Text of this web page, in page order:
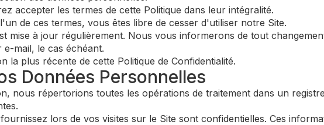
accepter les termes de cette Politique dans leur intégralité.
de ces termes, vous êtes libre de cesser d'utiliser notre Site.
mise à jour régulièrement. Nous vous informerons de tout
mail, le cas échéant.
la plus récente de cette Politique de Confidentialité.
Données Personnelles
nous répertorions toutes les opérations de traitement dans un
lors de vos visites sur le Site sont confidentielles. Ces